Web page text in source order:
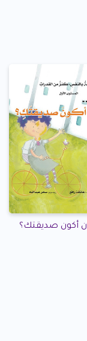
أكون صديقتك؟